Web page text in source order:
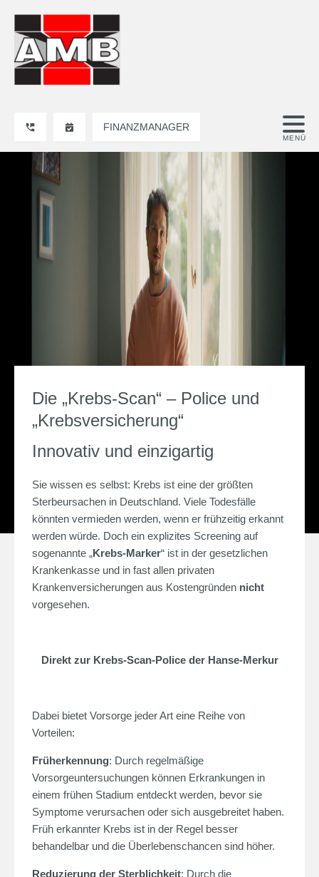
FINANZMANAGER
Die „Krebs-Scan“ – Police und
„Krebsversicherung“
Innovativ und einzigartig
Sie wissen es selbst: Krebs ist eine der größten
Sterbeursachen in Deutschland. Viele Todesfälle
könnten vermieden werden, wenn er frühzeitig erkannt
werden würde. Doch ein explizites Screening auf
sogenannte „Krebs-Marker“ ist in der gesetzlichen
Krankenkasse und in fast allen privaten
Krankenversicherungen aus Kostengründen nicht
vorgesehen.
Direkt zur Krebs-Scan-Police der Hanse-Merkur
Dabei bietet Vorsorge jeder Art eine Reihe von
Vorteilen:
Früherkennung: Durch regelmäßige
Vorsorgeuntersuchungen können Erkrankungen in
einem frühen Stadium entdeckt werden, bevor sie
Symptome verursachen oder sich ausgebreitet haben.
Früh erkannter Krebs ist in der Regel besser
behandelbar und die Überlebenschancen sind höher.
Reduzierung der Sterblichkeit: Durch die